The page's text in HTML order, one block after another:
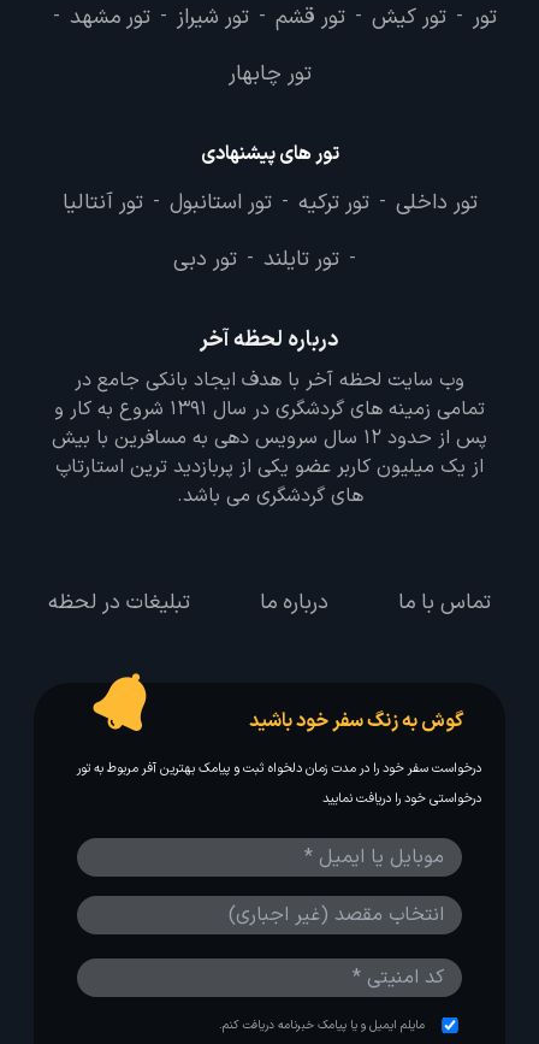
تور - تور کیش - تور قشم - تور شیراز - تور مشهد -
تور چابهار
تور های پیشنهادی
تور داخلی - تور ترکیه - تور استانبول - تور آنتالیا
- تور تایلند - تور دبی
درباره لحظه آخر
وب سایت لحظه آخر با هدف ایجاد بانکی جامع در
تمامی زمینه های گردشگری در سال 1391 شروع به کار و
پس از حدود 12 سال سرویس دهی به مسافرین با بیش
از یک میلیون کاربر عضو یکی از پربازدید ترین استارتاپ
های گردشگری می باشد.
تماس با ما درباره ما تبلیغات در لحظه
گوش به زنگ سفر خود باشید
درخواست سفر خود را در مدت زمان دلخواه ثبت و پیامک بهترین آفر مربوط به تور
درخواستی خود را دریافت نمایید
مایلم ایمیل و یا پیامک خبرنامه دریافت کنم.